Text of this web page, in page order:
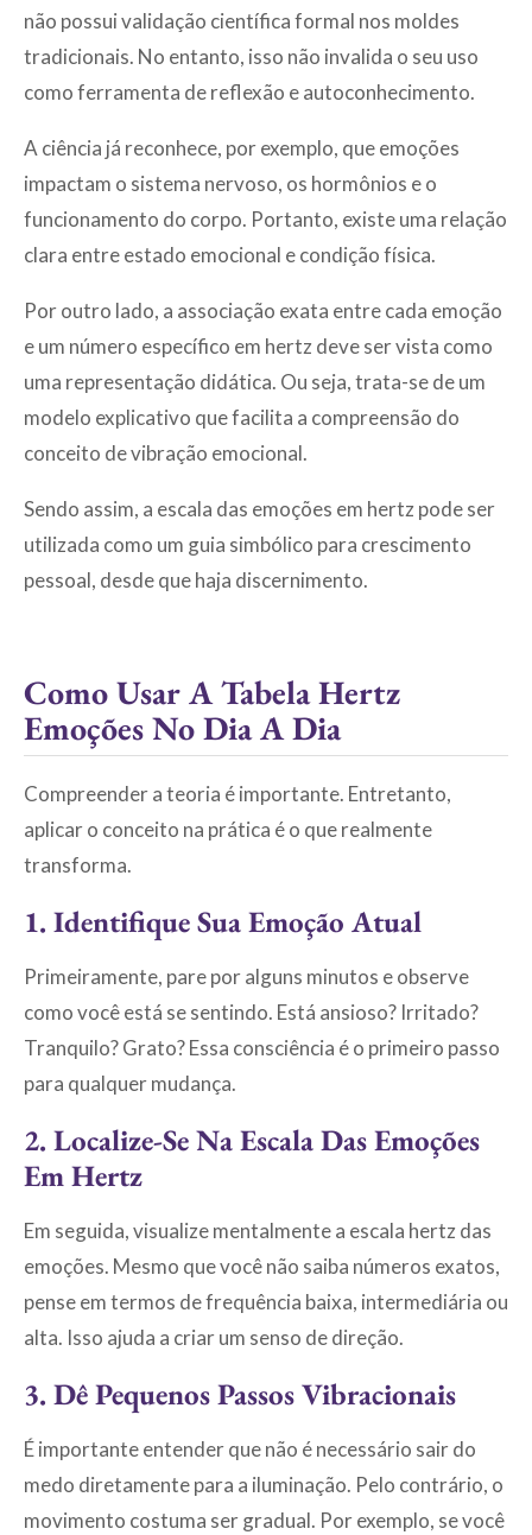
não possui validação científica formal nos moldes
tradicionais. No entanto, isso não invalida o seu uso
como ferramenta de reflexão e autoconhecimento.
A ciência já reconhece, por exemplo, que emoções
impactam o sistema nervoso, os hormônios e o
funcionamento do corpo. Portanto, existe uma relação
clara entre estado emocional e condição física.
Por outro lado, a associação exata entre cada emoção
e um número específico em hertz deve ser vista como
uma representação didática. Ou seja, trata-se de um
modelo explicativo que facilita a compreensão do
conceito de vibração emocional.
Sendo assim, a escala das emoções em hertz pode ser
utilizada como um guia simbólico para crescimento
pessoal, desde que haja discernimento.
Como Usar A Tabela Hertz
Emoções No Dia A Dia
Compreender a teoria é importante. Entretanto,
aplicar o conceito na prática é o que realmente
transforma.
1. Identifique Sua Emoção Atual
Primeiramente, pare por alguns minutos e observe
como você está se sentindo. Está ansioso? Irritado?
Tranquilo? Grato? Essa consciência é o primeiro passo
para qualquer mudança.
2. Localize-Se Na Escala Das Emoções
Em Hertz
Em seguida, visualize mentalmente a escala hertz das
emoções. Mesmo que você não saiba números exatos,
pense em termos de frequência baixa, intermediária ou
alta. Isso ajuda a criar um senso de direção.
3. Dê Pequenos Passos Vibracionais
É importante entender que não é necessário sair do
medo diretamente para a iluminação. Pelo contrário, o
movimento costuma ser gradual. Por exemplo, se você